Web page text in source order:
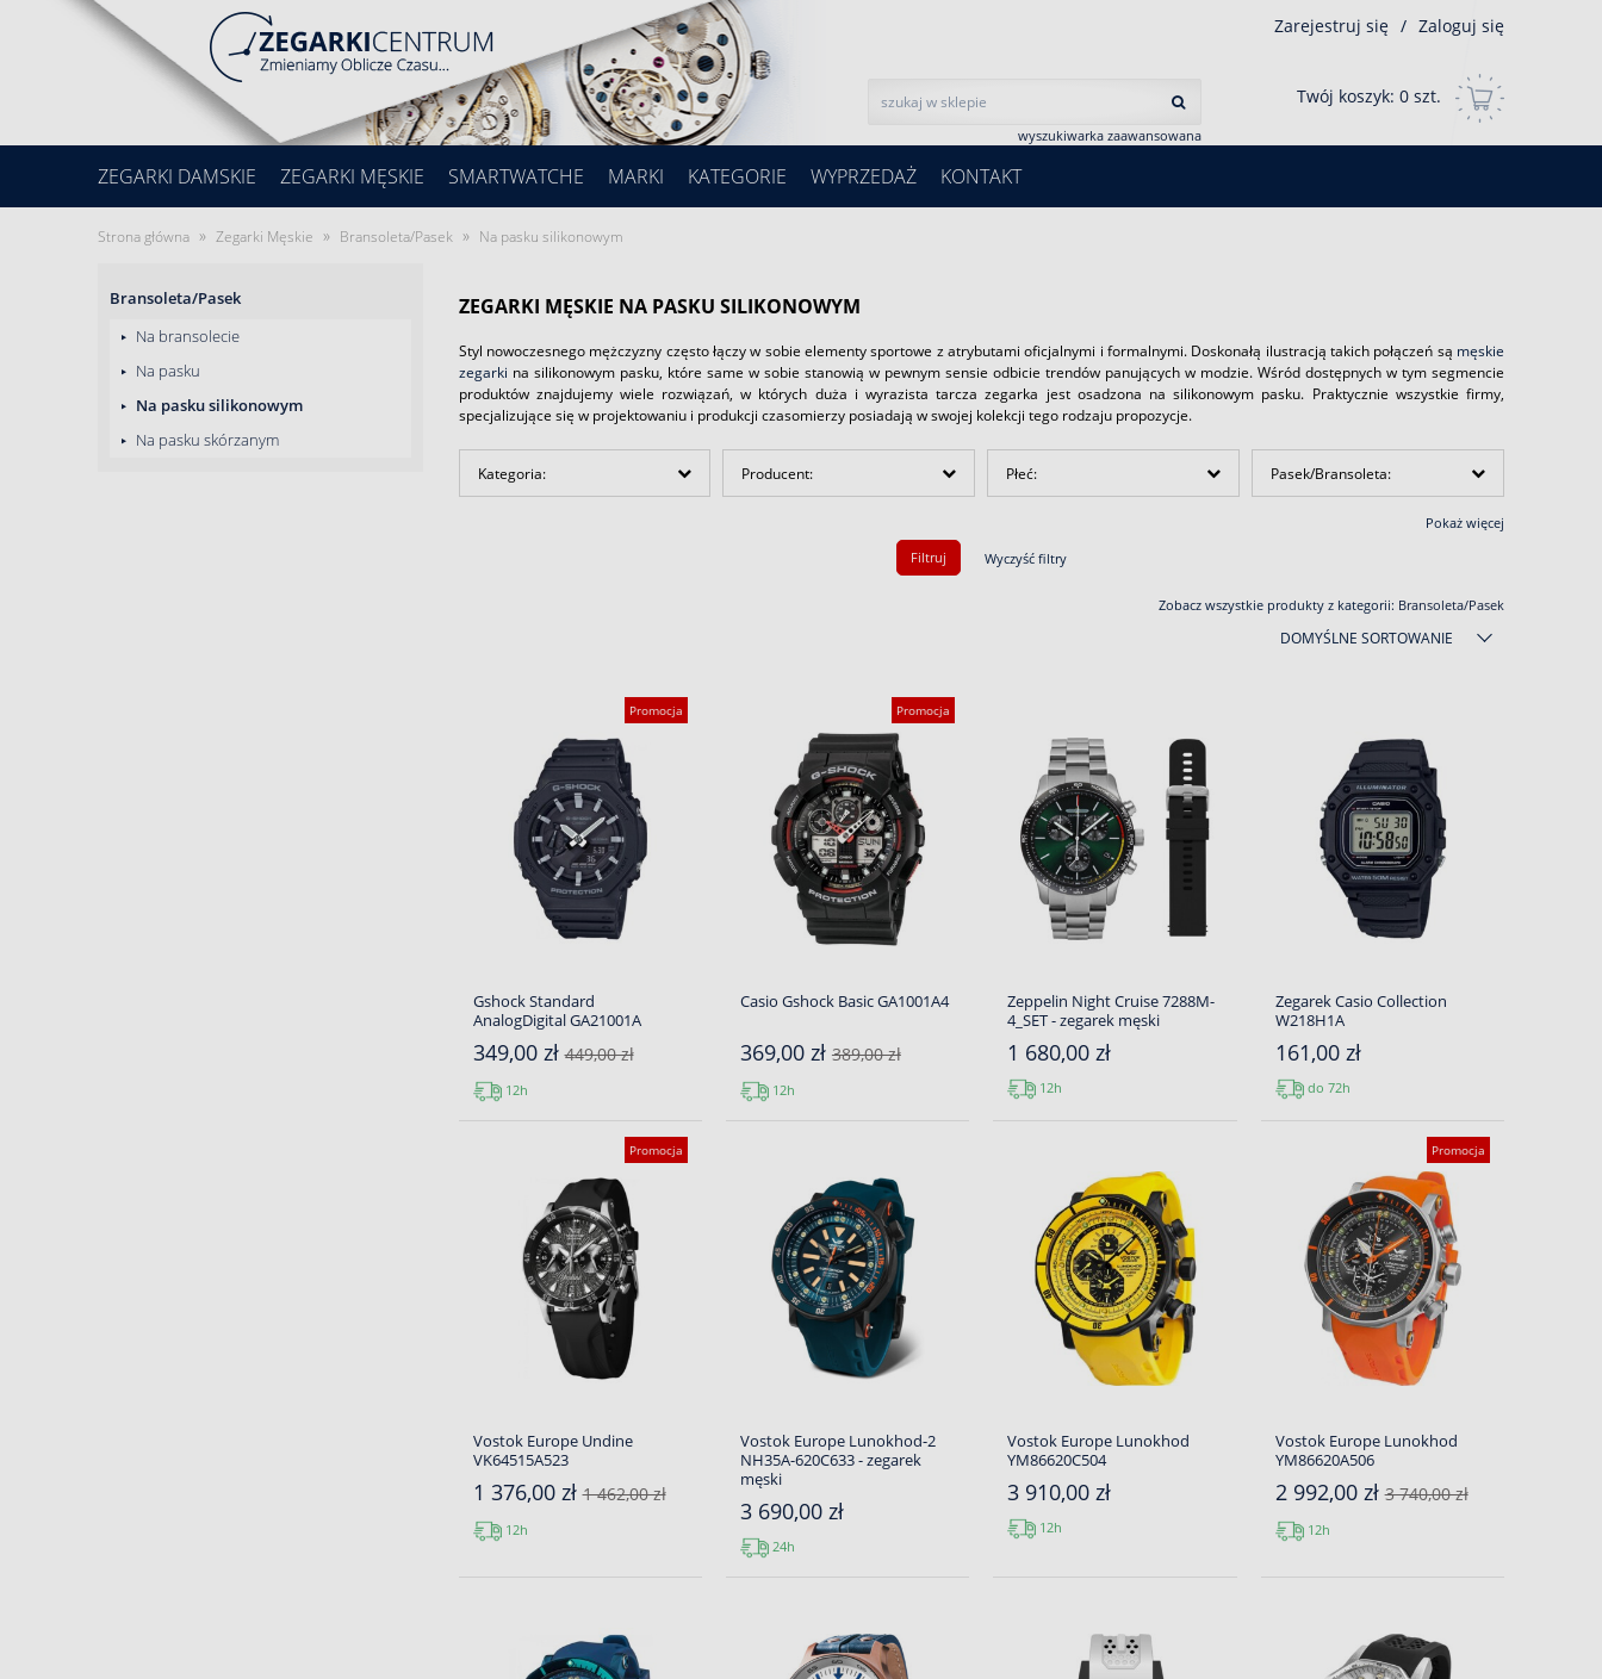
wyszukiwarka zaawansowana
Zarejestruj się / Zaloguj się
Twój koszyk: 0 szt.
ZEGARKI DAMSKIE ZEGARKI MĘSKIE SMARTWATCHE MARKI KATEGORIE WYPRZEDAŻ KONTAKT
Strona główna » Zegarki Męskie » Bransoleta/Pasek » Na pasku silikonowym
Bransoleta/Pasek
Na bransolecie
Na pasku
Na pasku silikonowym
Na pasku skórzanym
ZEGARKI MĘSKIE NA PASKU SILIKONOWYM
Styl nowoczesnego mężczyzny często łączy w sobie elementy sportowe z atrybutami oficjalnymi i formalnymi. Doskonałą ilustracją takich połączeń są męskie
zegarki na silikonowym pasku, które same w sobie stanowią w pewnym sensie odbicie trendów panujących w modzie. Wśród dostępnych w tym segmencie
produktów znajdujemy wiele rozwiązań, w których duża i wyrazista tarcza zegarka jest osadzona na silikonowym pasku. Praktycznie wszystkie firmy,
specjalizujące się w projektowaniu i produkcji czasomierzy posiadają w swojej kolekcji tego rodzaju propozycje.
Kategoria: Producent: Płeć: Pasek/Bransoleta:
Pokaż więcej
Filtruj
Wyczyść filtry
Zobacz wszystkie produkty z kategorii: Bransoleta/Pasek
DOMYŚLNE SORTOWANIE
Promocja
Gshock Standard
AnalogDigital GA21001A
349,00 zł449,00 zł
12h
Promocja
Casio Gshock Basic GA1001A4
369,00 zł 389,00 zł
12h
Zeppelin Night Cruise 7288M-
4_SET - zegarek męski
1 680,00 zł
12h
Zegarek Casio Collection
W218H1A
161,00 zł
do 72h
Promocja
Vostok Europe Undine
VK64515A523
1 376,00 zł1 462,00 zł
12h
Vostok Europe Lunokhod-2
NH35A-620C633 - zegarek
męski
3 690,00 zł
24h
Vostok Europe Lunokhod
YM86620C504
3 910,00 zł
12h
Promocja
Vostok Europe Lunokhod
YM86620A506
2 992,00 zł3 740,00 zł
12h